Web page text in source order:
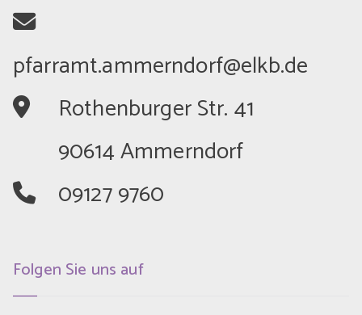
	Rothenburger Str. 41
	90614 Ammerndorf
	09127 9760
Folgen Sie uns auf